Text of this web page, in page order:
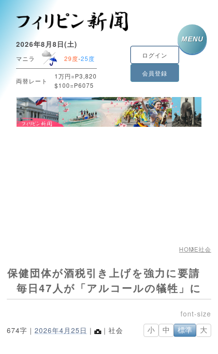
2026年8月8日(土)
マニラ 29度-25度
両替レート
1万円=P3,820
$100=P6075
ログイン
会員登録
MENU
HOME社会
保健団体が酒税引き上げを強力に要請
毎日47人が「アルコールの犠牲」に
674字｜ 2026年4月25日 ｜ ｜社会 小 中 標準 大